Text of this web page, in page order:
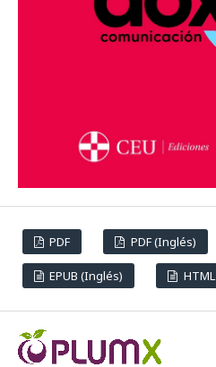
PDF PDF (Inglés)
EPUB (Inglés) HTML